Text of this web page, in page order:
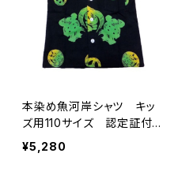
本染め魚河岸シャツ キッ
ズ用110サイズ 認定証付
き 木綿晒 平和柄 黒×
ジャマイカグラデーション
¥5,280